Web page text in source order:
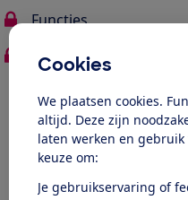
Cookies
We plaatsen cookies.
altijd. Deze zijn
laten werken en
keuze om:
Je gebruikservaring of
Functies
Veiligheid
Ook toegang tot